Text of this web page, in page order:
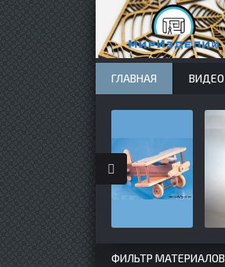
ФИЛЬТР МАТЕРИАЛОВ
ГЛАВНАЯ ВИДЕО